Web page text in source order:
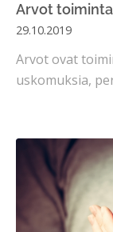
Arvot
29.10.2019
Arvot ovat
uskomuksia,